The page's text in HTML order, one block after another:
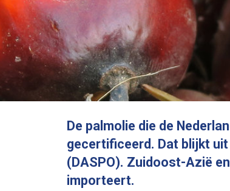
De palmolie die de Nederlandse
gecertificeerd. Dat blijkt uit de jaarlijkse
(DASPO). Zuidoost-Azië en Latijns-
importeert.
ederland: een belangrijke markt voor
Een aanzienlijk deel van de palmolie die naar
geëxporteerd, komt via de haven van
industrie 234,2 duizend ton palmolie voor de
buitenlandse markt. Hiervan was 89%
de ‘Roundtable Table for Sustainable Palm Oil’
Nederlandse diervoederindustrie verwerkte
palmolie in 2021 voor de binnen- en
daarvan was RSPO gecertificeerd